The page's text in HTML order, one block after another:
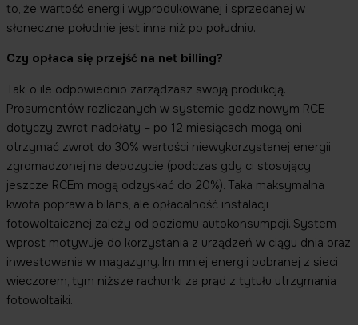
to, że wartość energii wyprodukowanej i sprzedanej w
słoneczne południe jest inna niż po południu.
Czy opłaca się przejść na net billing?
Tak, o ile odpowiednio zarządzasz swoją produkcją.
Prosumentów rozliczanych w systemie godzinowym RCE
dotyczy zwrot nadpłaty – po 12 miesiącach mogą oni
otrzymać zwrot do 30% wartości niewykorzystanej energii
zgromadzonej na depozycie (podczas gdy ci stosujący
jeszcze RCEm mogą odzyskać do 20%). Taka maksymalna
kwota poprawia bilans, ale opłacalność instalacji
fotowoltaicznej zależy od poziomu autokonsumpcji. System
wprost motywuje do korzystania z urządzeń w ciągu dnia oraz
inwestowania w magazyny. Im mniej energii pobranej z sieci
wieczorem, tym niższe rachunki za prąd z tytułu utrzymania
fotowoltaiki.